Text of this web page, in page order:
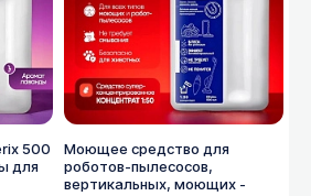
500
для
Моющее средство для
роботов-пылесосов,
вертикальных, моющих -